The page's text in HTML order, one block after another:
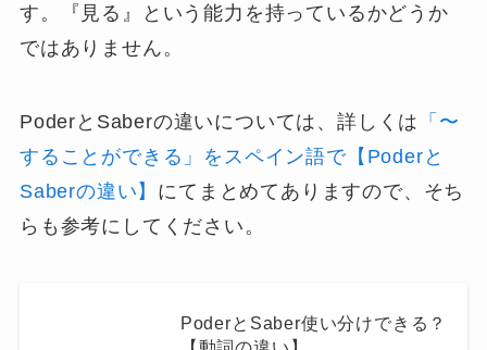
す。『見る』という能力を持っているかどうか
ではありません。
PoderとSaberの違いについては、詳しくは 「〜
することができる」をスペイン語で【Poderと
Saberの違い】 にてまとめてありますので、そち
らも参考にしてください。
PoderとSaber使い分けできる？